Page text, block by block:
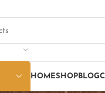
HOMESHOP BLOG